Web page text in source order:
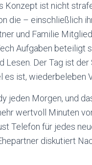
Konzept ist nicht
die – einschließlich
und Familie
Aufgaben beteiligt
Der Tag ist der
es ist, wiederbeleben
jeden Morgen, und
wertvoll Minuten
Telefon für jedes
diskutiert